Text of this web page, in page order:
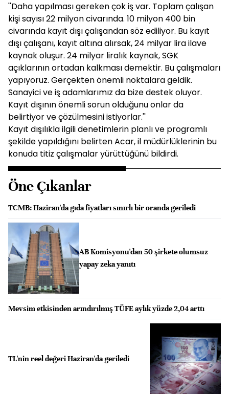
''Daha yapılması gereken çok iş var. Toplam çalışan
kişi sayısı 22 milyon civarında. 10 milyon 400 bin
civarında kayıt dışı çalışandan söz ediliyor. Bu kayıt
dışı çalışanı, kayıt altına alırsak, 24 milyar lira ilave
kaynak oluşur. 24 milyar liralık kaynak, SGK
açıklarının ortadan kalkması demektir. Bu çalışmaları
yapıyoruz. Gerçekten önemli noktalara geldik.
Sanayici ve iş adamlarımız da bize destek oluyor.
Kayıt dışının önemli sorun olduğunu onlar da
belirtiyor ve çözülmesini istiyorlar.''
Kayıt dışılıkla ilgili denetimlerin planlı ve programlı
şekilde yapıldığını belirten Acar, il müdürlüklerinin bu
konuda titiz çalışmalar yürüttüğünü bildirdi.
Öne Çıkanlar
TCMB: Haziran'da gıda fiyatları sınırlı bir oranda geriledi
AB Komisyonu'dan 50 şirkete olumsuz
yapay zeka yanıtı
Mevsim etkisinden arındırılmış TÜFE aylık yüzde 2,04 arttı
TL'nin reel değeri Haziran'da geriledi